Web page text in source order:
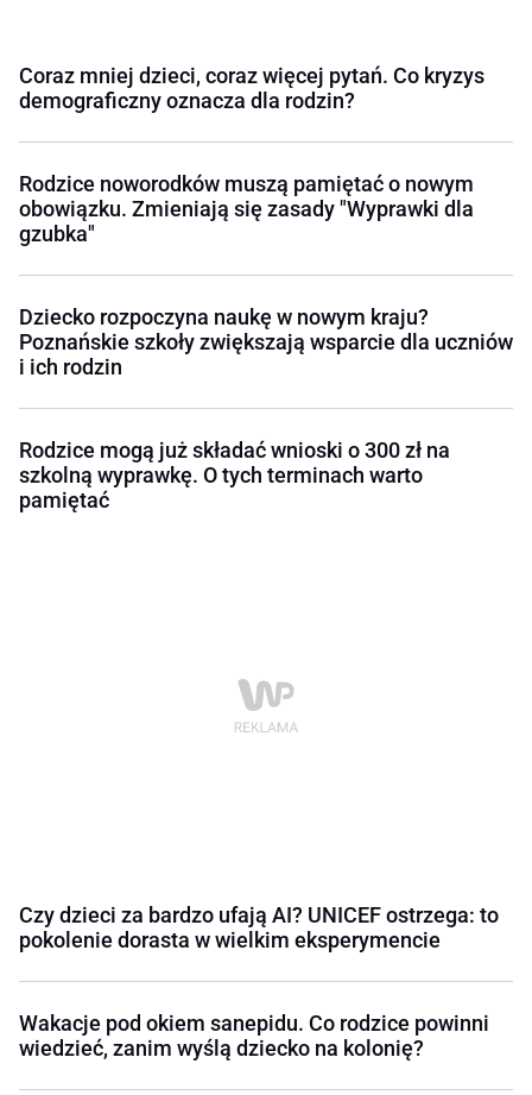
Coraz mniej dzieci, coraz więcej pytań. Co kryzys
demograficzny oznacza dla rodzin?
Rodzice noworodków muszą pamiętać o nowym
obowiązku. Zmieniają się zasady "Wyprawki dla
gzubka"
Dziecko rozpoczyna naukę w nowym kraju?
Poznańskie szkoły zwiększają wsparcie dla uczniów
i ich rodzin
Rodzice mogą już składać wnioski o 300 zł na
szkolną wyprawkę. O tych terminach warto
pamiętać
Czy dzieci za bardzo ufają AI? UNICEF ostrzega: to
pokolenie dorasta w wielkim eksperymencie
Wakacje pod okiem sanepidu. Co rodzice powinni
wiedzieć, zanim wyślą dziecko na kolonię?